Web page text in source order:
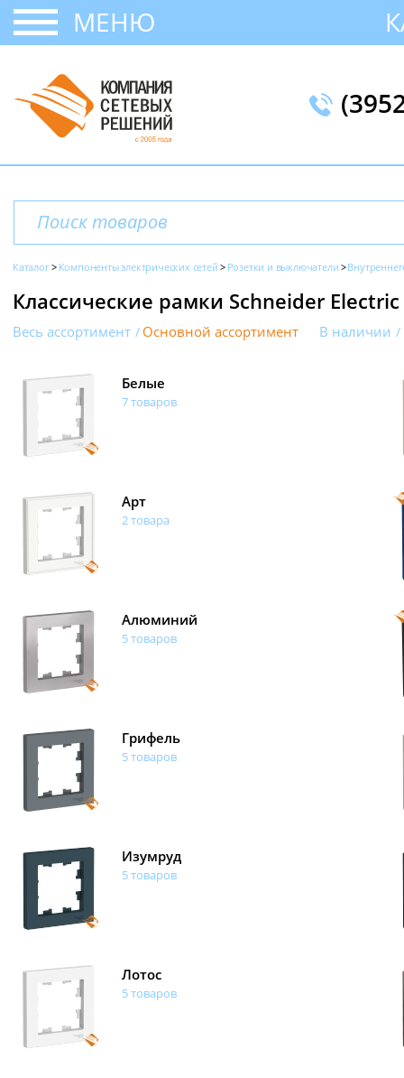
МЕНЮ
Каталог Компоненты электрических сетей Розетки и выключатели
Классические рамки Schneider
Весь ассортимент Основной ассортимент В наличии
Белые
7 товаров
Арт
2 товара
Алюминий
5 товаров
Грифель
5 товаров
Изумруд
5 товаров
Лотос
5 товаров